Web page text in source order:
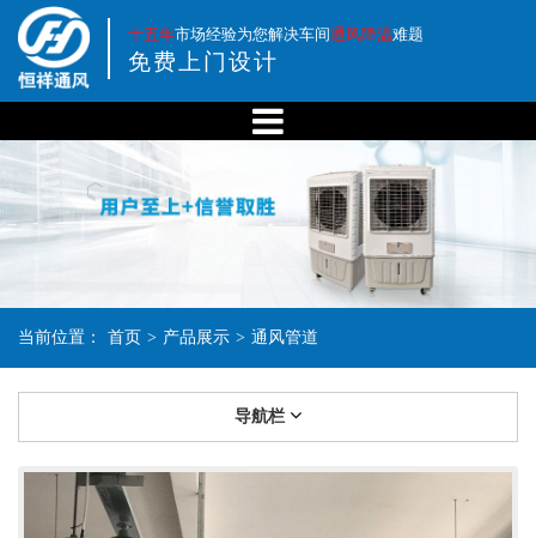
十五年市场经验为您解决车间通风降温难题
免费上门设计
当前位置： 首页 > 产品展示 > 通风管道
导航栏